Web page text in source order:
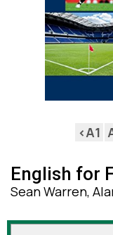
<A1
English for
Sean Warren,